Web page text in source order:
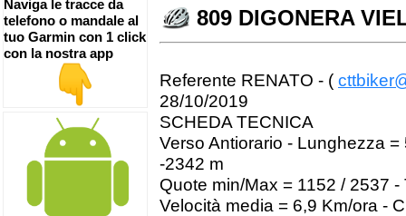
809 DIGONERA
Referente RENATO - (
28/10/2019
SCHEDA TECNICA
Verso Antiorario - Lunghezza
-2342 m
Quote min/Max = 1152 / 2537
Velocità media = 6,9 Km/ora -
Naviga le tracce da
telefono o mandale al
tuo Garmin con 1 click
con la nostra app